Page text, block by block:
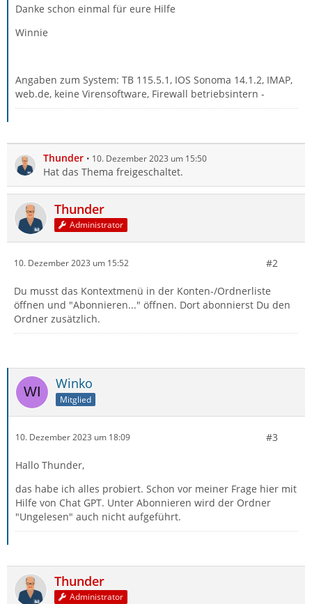
Danke schon einmal für eure Hilfe
Winnie
Angaben zum System: TB 115.5.1, IOS Sonoma 14.1.2, IMAP,
web.de, keine Virensoftware, Firewall betriebsintern -
Thunder 10. Dezember 2023 um 15:50
Hat das Thema freigeschaltet.
Thunder
Administrator
10. Dezember 2023 um 15:52 #2
Du musst das Kontextmenü in der Konten-/Ordnerliste
öffnen und "Abonnieren..." öffnen. Dort abonnierst Du den
Ordner zusätzlich.
Winko
Mitglied
10. Dezember 2023 um 18:09 #3
Hallo Thunder,
das habe ich alles probiert. Schon vor meiner Frage hier mit
Hilfe von Chat GPT. Unter Abonnieren wird der Ordner
"Ungelesen" auch nicht aufgeführt.
Thunder
Administrator